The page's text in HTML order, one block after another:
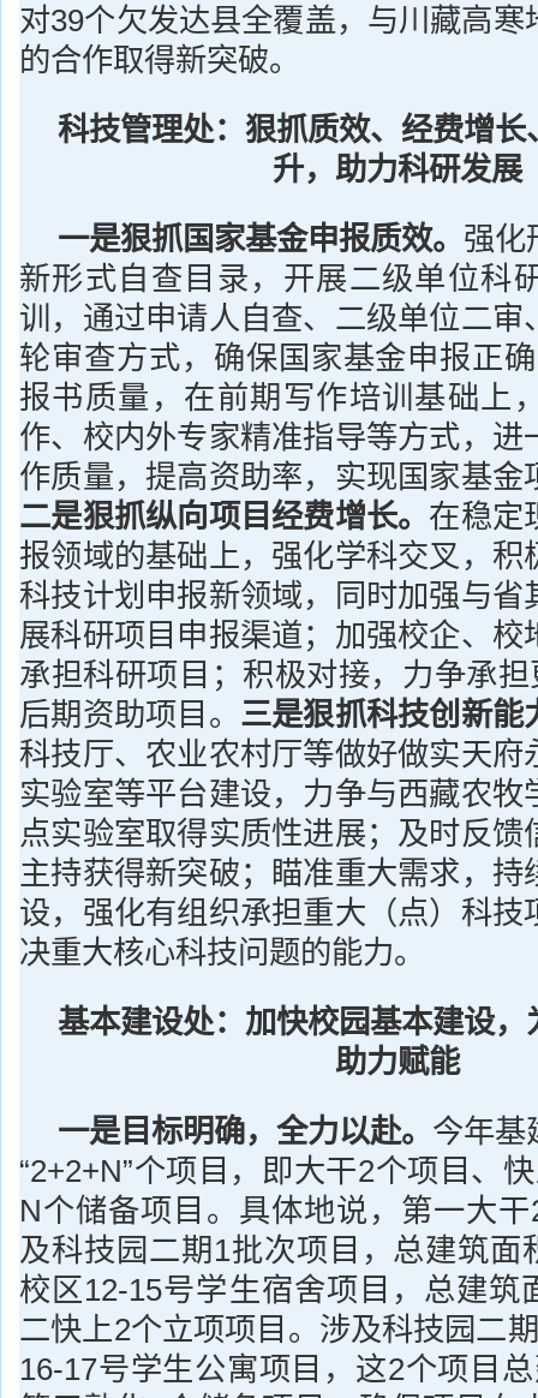
对39个欠发达县全覆盖，与川藏高寒
的合作取得新突破。
科技管理处：狠抓质效、经费增
升，助力科研发展
一是狠抓国家基金申报质效。 强化
新形式自查目录，开展二级单位科
训，通过申请人自查、二级单位二审
轮审查方式，确保国家基金申报正
报书质量，在前期写作培训基础上
作、校内外专家精准指导等方式，进
作质量，提高资助率，实现国家基金
二是狠抓纵向项目经费增长。 在稳定
报领域的基础上，强化学科交叉，积
科技计划申报新领域，同时加强与省
展科研项目申报渠道；加强校企、校
承担科研项目；积极对接，力争承担
后期资助项目。 三是狠抓科技创新能
科技厅、农业农村厅等做好做实天府
实验室等平台建设，力争与西藏农牧
点实验室取得实质性进展；及时反馈
主持获得新突破；瞄准重大需求，持
设，强化有组织承担重大（点）科技
决重大核心科技问题的能力。
基本建设处：加快校园基本建设
助力赋能
一是目标明确，全力以赴。 今年基
“2+2+N”个项目，即大干2个项目、
N个储备项目。具体地说，第一大
及科技园二期1批次项目，总建筑面
校区12-15号学生宿舍项目，总建筑
二快上2个立项项目。涉及科技园二
16-17号学生公寓项目，这2个项目